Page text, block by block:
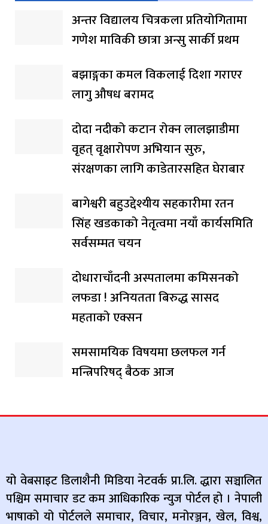
अन्तर विद्यालय चित्रकला प्रतियोगितामा
गणेश माविकी छात्रा अन्सु सार्की प्रथम
बझाङ्गका कमल विकलाई दिशा गराएर
लागु औषध बरामद
दोदा नदीको कटान रोक्न लालझाडीमा
वृहत् वृक्षारोपण अभियान सुरु,
संरक्षणका लागि काडेतारसहित घेराबार
बागेश्वरी बहुउद्देश्यीय सहकारीमा रतन
सिंह खडकाको नेतृत्वमा नयाँ कार्यसमिति
सर्वसम्मत चयन
दोधाराचाँदनी अस्पतालमा कमिसनको
लफडा ! अनियतता बिरुद्ध सासद
महताको एक्सन
समसामयिक विषयमा छलफल गर्न
मन्त्रिपरिषद् बैठक आज
यो वेबसाइट डिलाशैनी मिडिया नेटवर्क प्रा.लि. द्धारा सञ्चालित
पश्चिम समाचार डट कम आधिकारिक न्युज पोर्टल हो । नेपाली
भाषाको यो पोर्टलले समाचार, विचार, मनोरञ्जन, खेल, विश्व,